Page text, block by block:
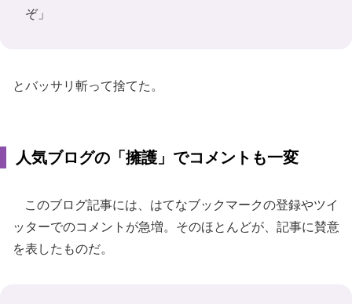
ぞ」
とバッサリ斬って捨てた。
人気ブログの「擁護」でコメントも一変
このブログ記事には、はてなブックマークの登録やツイ
ッターでのコメントが急増。そのほとんどが、記事に賛意
を表したものだ。